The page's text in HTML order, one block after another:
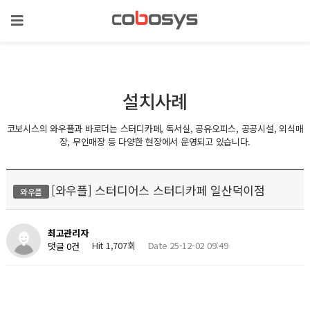
설치사례
코보시스의 와우플과 바로더는 스터디카페, 독서실, 공유오피스, 공공시설, 외식매
장, 무인매장 등 다양한 현장에서 운영되고 있습니다.
와우플 [와우플] 스터디어스 스터디카페 일산덕이점
최고관리자
댓글 0건
Hit 1,707회 Date 25-12-02 09:49